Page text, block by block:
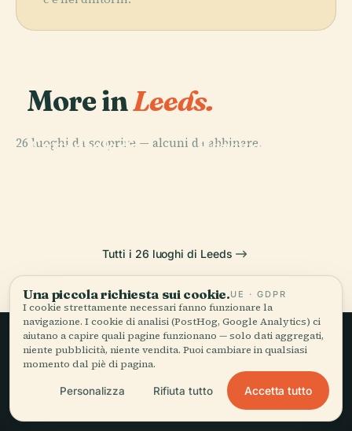
More inLeeds.
26 luoghi da scoprire — alcuni da abbinare.
Cattedrale di
Harewood
PLACE PLACE
Tutti i 26 luoghi di Leeds
Viaggio lento,
raccontato bene.
Una piccola richiesta sui cookie.UE · GDPR
I cookie strettamente necessari fanno funzionare la
navigazione. I cookie di analisi (PostHog, Google Analytics) ci
aiutano a capire quali pagine funzionano — solo dati aggregati,
niente pubblicità, niente vendita. Puoi cambiare in qualsiasi
momento dal piè di pagina.
Personalizza Rifiuta tutto Accetta tutto